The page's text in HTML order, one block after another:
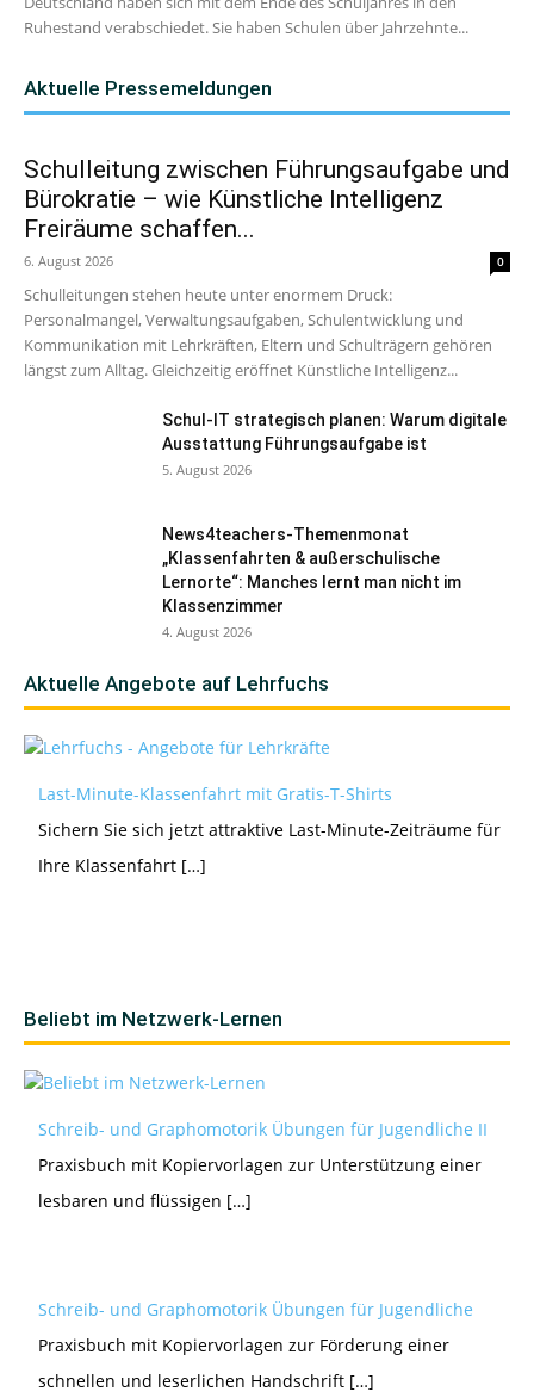
Ruhestand verabschiedet. Sie haben Schulen über Jahrzehnte...
Aktuelle Pressemeldungen
Schulleitung zwischen Führungsaufgabe und
Bürokratie – wie Künstliche Intelligenz
Freiräume schaffen...
6. August 2026 0
Schulleitungen stehen heute unter enormem Druck:
Personalmangel, Verwaltungsaufgaben, Schulentwicklung und
Kommunikation mit Lehrkräften, Eltern und Schulträgern gehören
längst zum Alltag. Gleichzeitig eröffnet Künstliche Intelligenz...
Schul-IT strategisch planen: Warum digitale
Ausstattung Führungsaufgabe ist
5. August 2026
News4teachers-Themenmonat
„Klassenfahrten & außerschulische
Lernorte“: Manches lernt man nicht im
Klassenzimmer
4. August 2026
Aktuelle Angebote auf Lehrfuchs
Last-Minute-Klassenfahrt mit Gratis-T-Shirts
Sichern Sie sich jetzt attraktive Last-Minute-Zeiträume für
Ihre Klassenfahrt […]
Beliebt im Netzwerk-Lernen
Schreib- und Graphomotorik Übungen für Jugendliche II
Praxisbuch mit Kopiervorlagen zur Unterstützung einer
lesbaren und flüssigen […]
Schreib- und Graphomotorik Übungen für Jugendliche
Praxisbuch mit Kopiervorlagen zur Förderung einer
schnellen und leserlichen Handschrift […]